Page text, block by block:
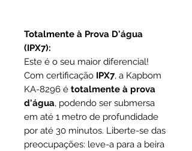
Totalmente à Prova D'água
(IPX7):
Este é o seu maior diferencial!
Com certificação IPX7, a Kapbom
KA-8296 é totalmente à prova
d'água, podendo ser submersa
em até 1 metro de profundidade
por até 30 minutos. Liberte-se das
preocupações: leve-a para a beira